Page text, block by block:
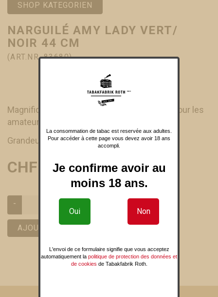
SHOP KATEGORIEN
NARGUILÉ AMY LADY VERT/
NOIR 44 CM
(ART.NR. 83680)
Magnifique narguilé vert/ noir, cadeau idéal pour les
amateurs de narguilé.
Grandeur: 44 cm
CHF 119.00
+
-
AJOUT AU PANIER
La consommation de tabac est reservée aux adultes.
Pour accéder à cette page vous devez avoir 18 ans
accompli.
Je confirme avoir au
moins 18 ans.
Oui Non
L'envoi de ce formulaire signifie que vous acceptez
automatiquement la politique de protection des données et
de cookies de Tabakfabrik Roth.